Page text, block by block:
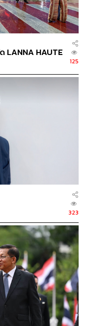
WEALTH
ช้งานอยู่แล้วได้เลย
ย
กิจไทย
ว
นโยบาย
634
LANNA HAUTE
125
323